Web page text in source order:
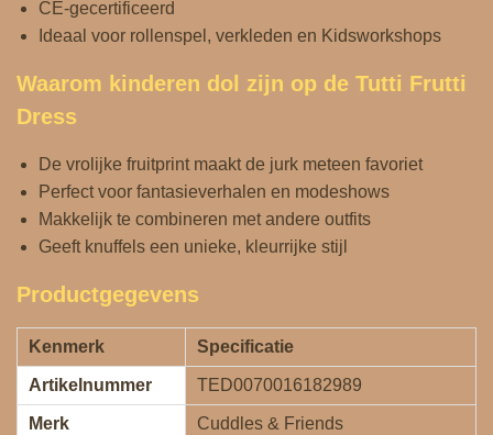
CE‑gecertificeerd
Ideaal voor rollenspel, verkleden en Kidsworkshops
Waarom kinderen dol zijn op de Tutti Frutti
Dress
De vrolijke fruitprint maakt de jurk meteen favoriet
Perfect voor fantasieverhalen en modeshows
Makkelijk te combineren met andere outfits
Geeft knuffels een unieke, kleurrijke stijl
Productgegevens
Kenmerk Specificatie
Artikelnummer TED0070016182989
Merk Cuddles & Friends